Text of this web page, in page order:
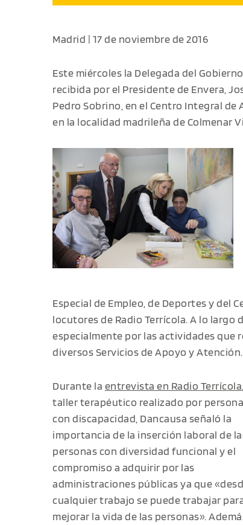
Madrid | 17 de noviembre de 2016
Este miércoles la Delegada del
recibida por el Presidente de Envera,
Pedro Sobrino, en el Centro Integral
en la localidad madrileña de Colmenar
Especial de Empleo, de Deportes y del
locutores de Radio Terrícola. A lo largo
especialmente por las actividades que
diversos Servicios de Apoyo y Atención.
Durante la entrevista en Radio Terrícola
taller terapéutico realizado por
con discapacidad, Dancausa señaló la
importancia de la inserción laboral de
personas con diversidad funcional y el
compromiso a adquirir por las
administraciones públicas ya que
cualquier trabajo se puede trabajar
mejorar la vida de las personas».